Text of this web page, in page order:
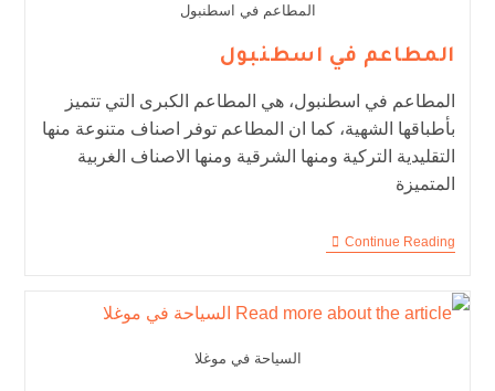
المطاعم في اسطنبول
المطاعم في اسطنبول
المطاعم في اسطنبول، هي المطاعم الكبرى التي تتميز
بأطباقها الشهية، كما ان المطاعم توفر اصناف متنوعة منها
التقليدية التركية ومنها الشرقية ومنها الاصناف الغربية
المتميزة
Continue Reading
السياحة في موغلا